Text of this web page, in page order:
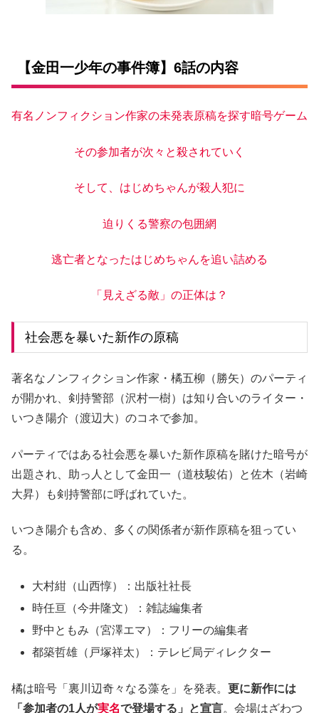
【金田一少年の事件簿】6話の内容
有名ノンフィクション作家の未発表原稿を探す暗号ゲーム
その参加者が次々と殺されていく
そして、はじめちゃんが殺人犯に
迫りくる警察の包囲網
逃亡者となったはじめちゃんを追い詰める
「見えざる敵」の正体は？
社会悪を暴いた新作の原稿
著名なノンフィクション作家・橘五柳（勝矢）のパーティ
が開かれ、剣持警部（沢村一樹）は知り合いのライター・
いつき陽介（渡辺大）のコネで参加。
パーティではある社会悪を暴いた新作原稿を賭けた暗号が
出題され、助っ人として金田一（道枝駿佑）と佐木（岩崎
大昇）も剣持警部に呼ばれていた。
いつき陽介も含め、多くの関係者が新作原稿を狙ってい
る。
大村紺（山西惇）：出版社社長
時任亘（今井隆文）：雑誌編集者
野中ともみ（宮澤エマ）：フリーの編集者
都築哲雄（戸塚祥太）：テレビ局ディレクター
橘は暗号「裏川辺奇々なる藻を」を発表。 更に新作には
「参加者の1人が実名で登場する」と宣言。会場はざわつ